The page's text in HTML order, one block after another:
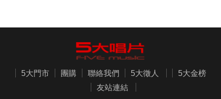
5大門市 團購 聯絡我們 5大徵人
5大金榜
友站連結